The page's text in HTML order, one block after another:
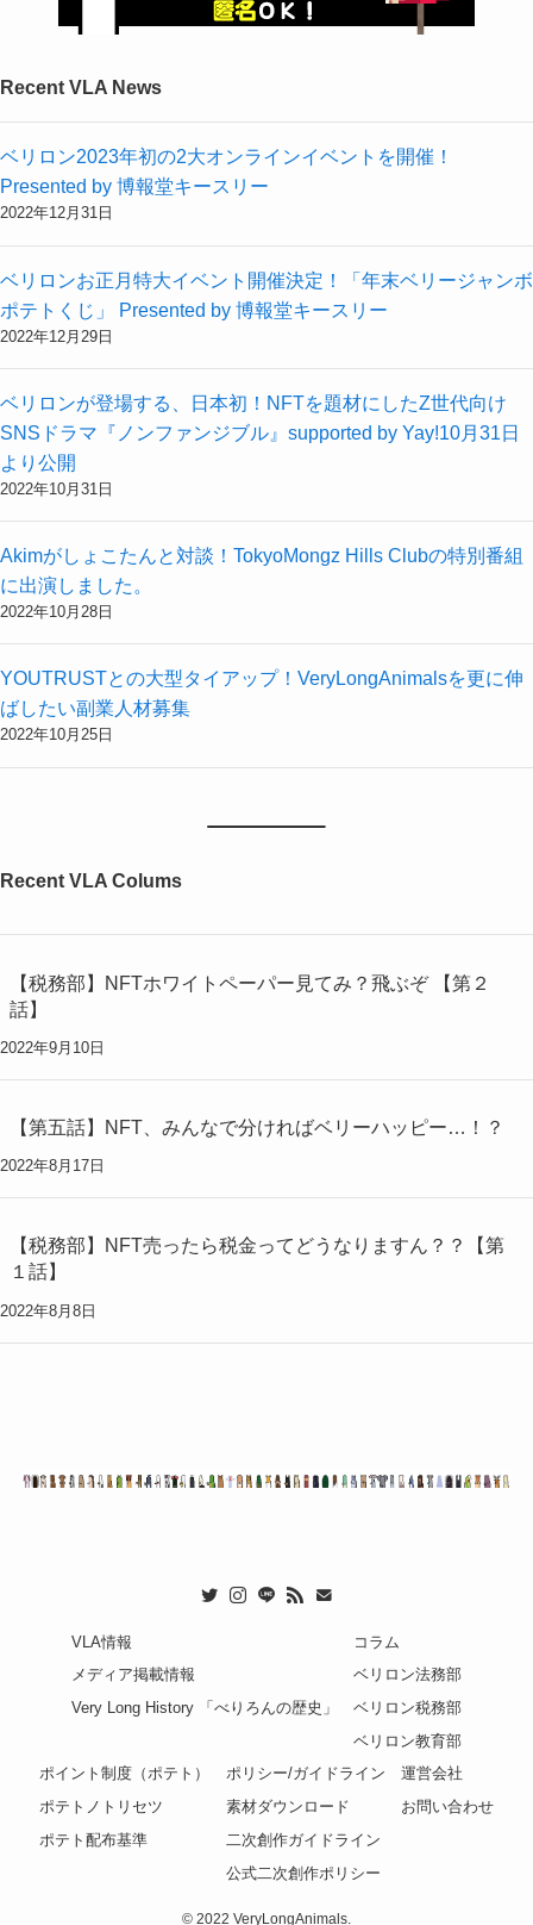
Recent VLA News
ベリロン2023年初の2大オンラインイベントを開催！
Presented by 博報堂キースリー
2022年12月31日
ベリロンお正月特大イベント開催決定！「年末ベリージャンボ
ポテトくじ」 Presented by 博報堂キースリー
2022年12月29日
ベリロンが登場する、日本初！NFTを題材にしたZ世代向け
SNSドラマ『ノンファンジブル』supported by Yay!10月31日
より公開
2022年10月31日
Akimがしょこたんと対談！TokyoMongz Hills Clubの特別番組
に出演しました。
2022年10月28日
YOUTRUSTとの大型タイアップ！VeryLongAnimalsを更に伸
ばしたい副業人材募集
2022年10月25日
Recent VLA Colums
【税務部】NFTホワイトペーパー見てみ？飛ぶぞ 【第２
話】
2022年9月10日
【第五話】NFT、みんなで分ければベリーハッピー…！？
2022年8月17日
【税務部】NFT売ったら税金ってどうなりますん？？【第
１話】
2022年8月8日
VLA情報
メディア掲載情報
Very Long History 「べりろんの歴史」
コラム
ベリロン法務部
ベリロン税務部
ベリロン教育部
ポイント制度（ポテト）
ポテトノトリセツ
ポテト配布基準
ポリシー/ガイドライン
素材ダウンロード
二次創作ガイドライン
公式二次創作ポリシー
運営会社
お問い合わせ
© 2022 VeryLongAnimals.